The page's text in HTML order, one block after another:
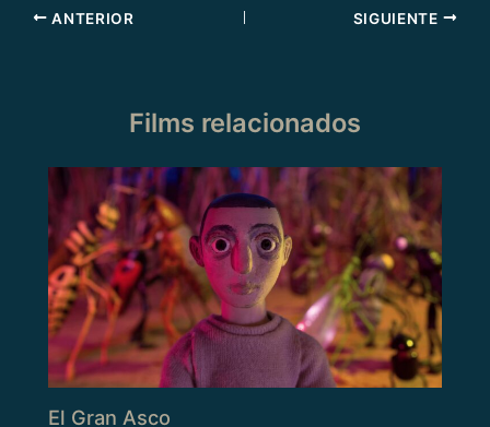
ANTERIOR SIGUIENTE
Films relacionados
El Gran Asco